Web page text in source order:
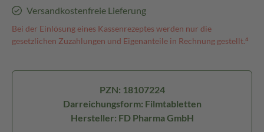
Versandkostenfreie Lieferung
Bei der Einlösung eines Kassenrezeptes werden nur die
gesetzlichen Zuzahlungen und Eigenanteile in Rechnung gestellt.⁴
PZN: 18107224
Darreichungsform: Filmtabletten
Hersteller: FD Pharma GmbH